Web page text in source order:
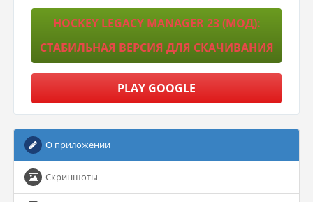
HOCKEY LEGACY MANAGER 23 (МОД):
СТАБИЛЬНАЯ ВЕРСИЯ ДЛЯ СКАЧИВАНИЯ
PLAY GOOGLE
О приложении
Скриншоты